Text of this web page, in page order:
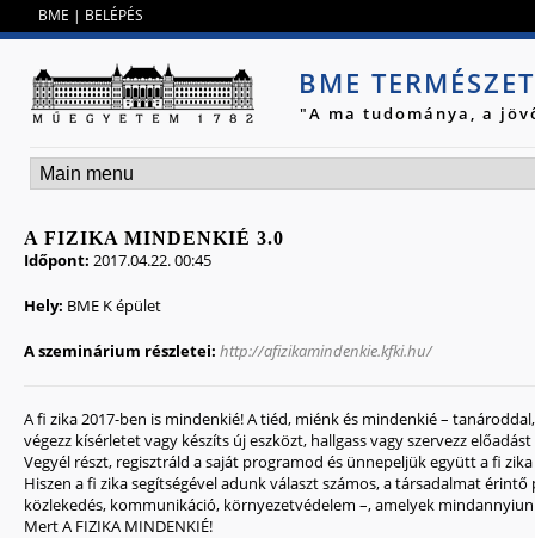
BME | BELÉPÉS
BME
"A ma tudománya, a
A FIZIKA MINDENKIÉ 3.0
Időpont: 2017.04.22. 00:45
Hely: BME K épület
A szeminárium részletei: http://afizikamindenkie.kfki.hu/
A fi zika 2017-ben is mindenkié! A tiéd, miénk és mindenkié –
végezz kísérletet vagy készíts új eszközt, hallgass vagy szervezz
Vegyél részt, regisztráld a saját programod és ünnepeljük együtt a fi
Hiszen a fi zika segítségével adunk választ számos, a társadalmat
közlekedés, kommunikáció, környezetvédelem –, amelyek
Mert A FIZIKA MINDENKIÉ!